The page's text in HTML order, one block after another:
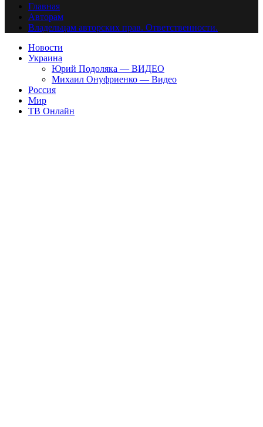
Главная
Авторам
Владельцам авторских прав. Ответственности.
Новости
Украина
Юрий Подоляка — ВИДЕО
Михаил Онуфриенко — Видео
Россия
Мир
ТВ Онлайн